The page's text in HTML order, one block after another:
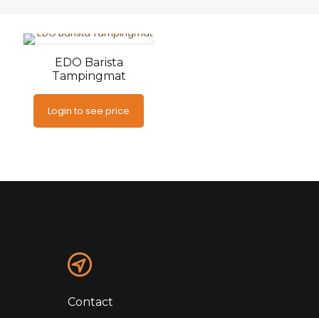
EDO Barista
Tampingmat
Login to see price
Contact